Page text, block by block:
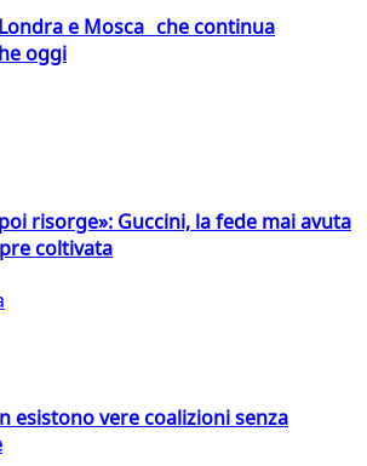
e Mosca che continua
oggi
risorge»: Guccini, la fede mai avuta
coltivata
esistono vere coalizioni senza